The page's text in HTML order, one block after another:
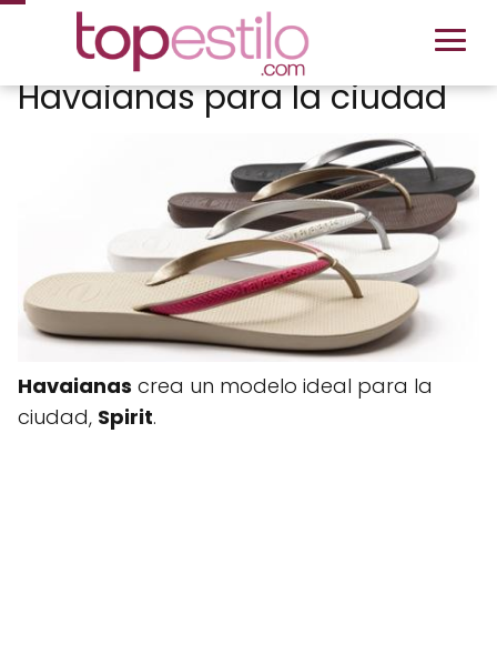
Havaianas para la ciudad
Havaianas crea un modelo ideal para la
ciudad, Spirit.